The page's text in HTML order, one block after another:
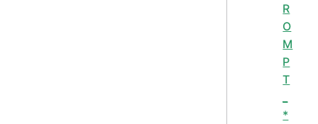
R
O
M
P
T
*